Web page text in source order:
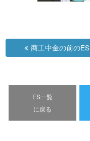
商工中金の前のES
ES一覧
に戻る